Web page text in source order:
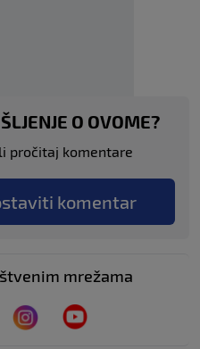
O OVOME?
pročitaj komentare
komentar
mrežama